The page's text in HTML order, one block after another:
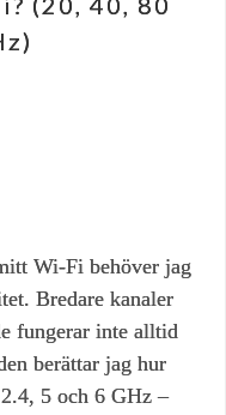
Wi‑Fi behöver jag
Bredare kanaler
fungerar inte alltid
berättar jag hur
5 och 6 GHz –